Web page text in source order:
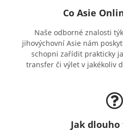
Co Asie
Naše odborné znalosti
jihovýchovní Asie nám
schopni zařídit prakticky
transfer či výlet v jakékoliv
Jak